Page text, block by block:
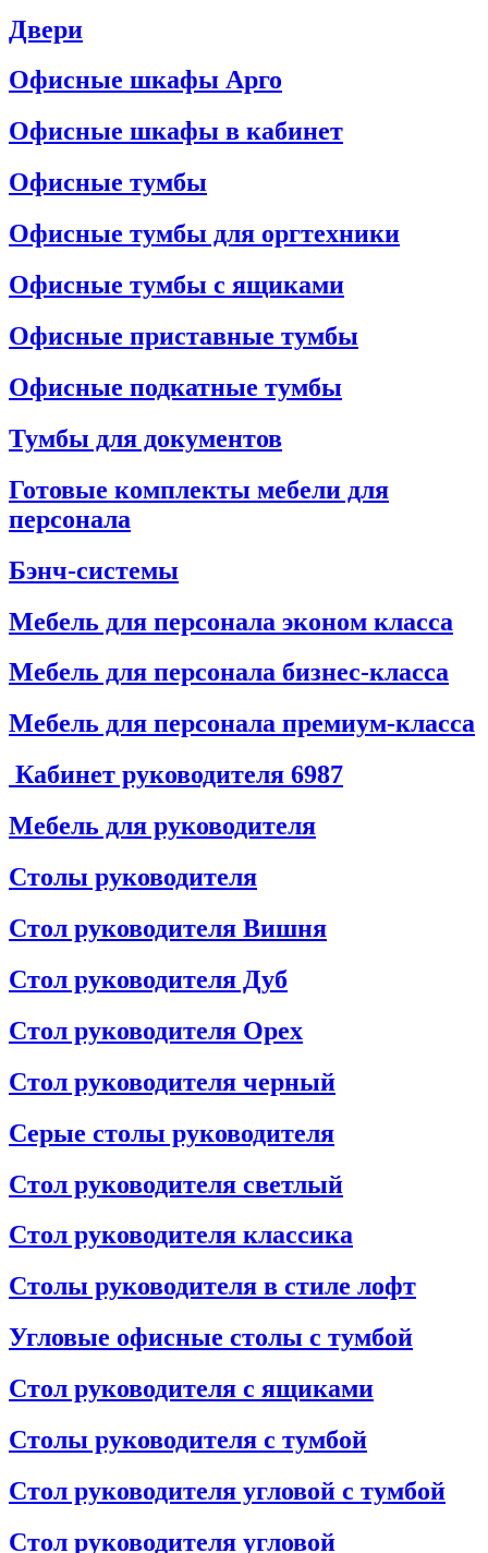
Двери
Офисные шкафы Арго
Офисные шкафы в кабинет
Офисные тумбы
Офисные тумбы для оргтехники
Офисные тумбы с ящиками
Офисные приставные тумбы
Офисные подкатные тумбы
Тумбы для документов
Готовые комплекты мебели для
персонала
Бэнч-системы
Мебель для персонала эконом класса
Мебель для персонала бизнес-класса
Мебель для персонала премиум-класса
Кабинет руководителя 6987
Мебель для руководителя
Столы руководителя
Стол руководителя Вишня
Стол руководителя Дуб
Стол руководителя Орех
Стол руководителя черный
Серые столы руководителя
Стол руководителя светлый
Стол руководителя классика
Столы руководителя в стиле лофт
Угловые офисные столы с тумбой
Стол руководителя с ящиками
Столы руководителя с тумбой
Стол руководителя угловой с тумбой
Стол руководителя угловой